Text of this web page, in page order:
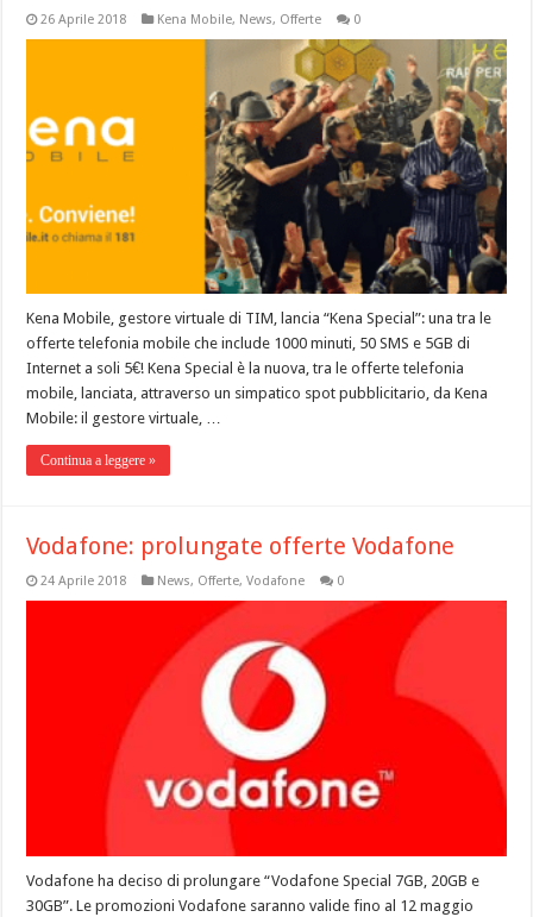
26 Aprile 2018 Kena Mobile, News, Offerte 0
Kena Mobile, gestore virtuale di TIM, lancia “Kena Special”: una tra le
offerte telefonia mobile che include 1000 minuti, 50 SMS e 5GB di
Internet a soli 5€! Kena Special è la nuova, tra le offerte telefonia
mobile, lanciata, attraverso un simpatico spot pubblicitario, da Kena
Mobile: il gestore virtuale, …
Continua a leggere »
Vodafone: prolungate offerte Vodafone
24 Aprile 2018 News, Offerte,Vodafone 0
Vodafone ha deciso di prolungare “Vodafone Special 7GB, 20GB e
30GB”. Le promozioni Vodafone saranno valide fino al 12 maggio